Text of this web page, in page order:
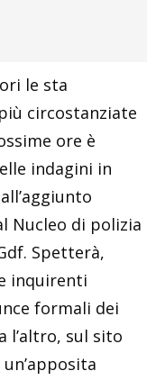
le sta
circostanziate
ore è
indagini in
Nucleo di polizia
Spetterà,
inquirenti
formali dei
l’altro, sul sito